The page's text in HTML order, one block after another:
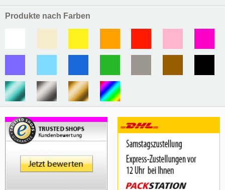
Produkte nach Farben